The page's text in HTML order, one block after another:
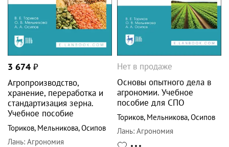
3 674 ₽
Агропроизводство,
хранение, переработка и
стандартизация зерна.
Учебное пособие
Ториков, Мельникова,Осипов
Лань: Агрономия
Нет в продаже
Основы опытного дела в
агрономии. Учебное
пособие для СПО
Ториков, Мельникова,Осипов
Лань: Агрономия